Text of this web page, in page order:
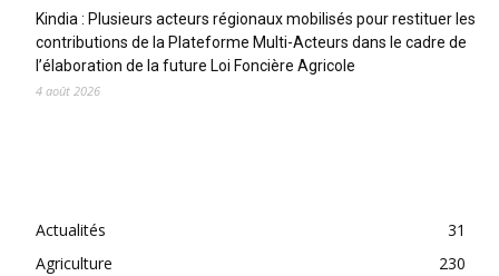
Kindia : Plusieurs acteurs régionaux mobilisés pour restituer les
contributions de la Plateforme Multi-Acteurs dans le cadre de
l’élaboration de la future Loi Foncière Agricole
4 août 2026
Actualités
31
Agriculture
230